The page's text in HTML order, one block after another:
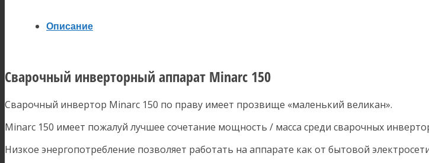
Описание
Сварочный инверторный аппарат Minarc 150
Сварочный инвертор Minarc 150 по праву имеет прозвище «маленький великан».
Minarc 150 имеет пожалуй лучшее сочетание мощность / масса среди сварочных
Низкое энергопотребление позволяет работать на аппарате как от бытовой